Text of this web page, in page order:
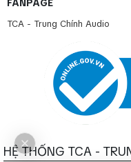
FANPAGE
TCA - Trung Chính Audio
HỆ THỐNG TCA -